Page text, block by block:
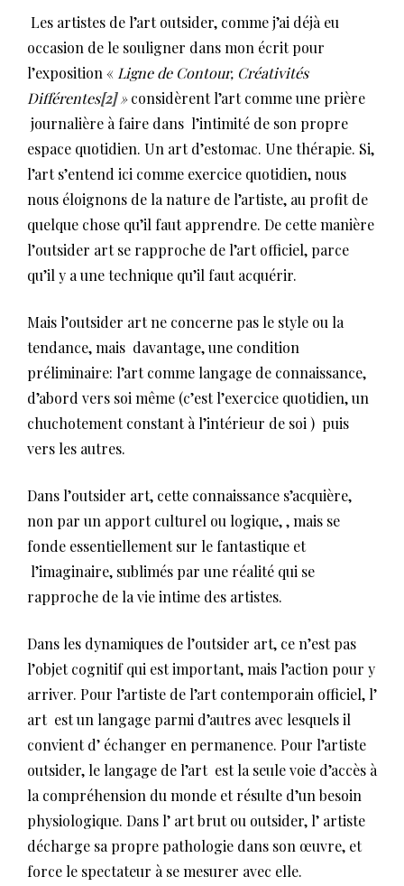
Les artistes de l’art outsider, comme j’ai déjà eu
occasion de le souligner dans mon écrit pour
l’exposition « Ligne de Contour, Créativités
Différentes[2]»considèrent l’art comme une prière
journalière à faire dans l’intimité de son propre
espace quotidien. Un art d’estomac. Une thérapie. Si,
l’art s’entend ici comme exercice quotidien, nous
nous éloignons de la nature de l’artiste, au profit de
quelque chose qu’il faut apprendre. De cette manière
l’outsider art se rapproche de l’art officiel, parce
qu’il y a une technique qu’il faut acquérir.
Mais l’outsider art ne concerne pas le style ou la
tendance, mais davantage, une condition
préliminaire: l’art comme langage de connaissance,
d’abord vers soi même (c’est l’exercice quotidien, un
chuchotement constant à l’intérieur de soi ) puis
vers les autres.
Dans l’outsider art, cette connaissance s’acquière,
non par un apport culturel ou logique, , mais se
fonde essentiellement sur le fantastique et
l’imaginaire, sublimés par une réalité qui se
rapproche de la vie intime des artistes.
Dans les dynamiques de l’outsider art, ce n’est pas
l’objet cognitif qui est important, mais l’action pour y
arriver. Pour l’artiste de l’art contemporain officiel, l’
art est un langage parmi d’autres avec lesquels il
convient d’ échanger en permanence. Pour l’artiste
outsider, le langage de l’art est la seule voie d’accès à
la compréhension du monde et résulte d’un besoin
physiologique. Dans l’ art brut ou outsider, l’ artiste
décharge sa propre pathologie dans son œuvre, et
force le spectateur à se mesurer avec elle.